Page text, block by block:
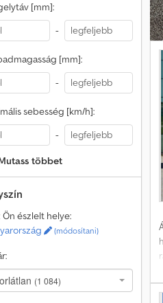
[mm]:
-
[mm]:
-
sebesség [km/h]:
-
többet
Ön észlelt helye:
(módosítani)
(1 084)